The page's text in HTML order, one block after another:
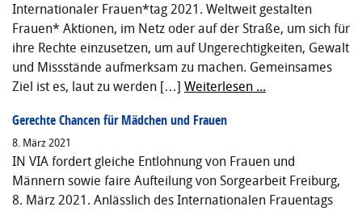
Internationaler Frauen*tag 2021. Weltweit gestalten
Frauen* Aktionen, im Netz oder auf der Straße, um sich für
ihre Rechte einzusetzen, um auf Ungerechtigkeiten, Gewalt
und Missstände aufmerksam zu machen. Gemeinsames
Ziel ist es, laut zu werden […] Weiterlesen ...
Gerechte Chancen für Mädchen und Frauen
8. März 2021
IN VIA fordert gleiche Entlohnung von Frauen und
Männern sowie faire Aufteilung von Sorgearbeit Freiburg,
8. März 2021. Anlässlich des Internationalen Frauentags